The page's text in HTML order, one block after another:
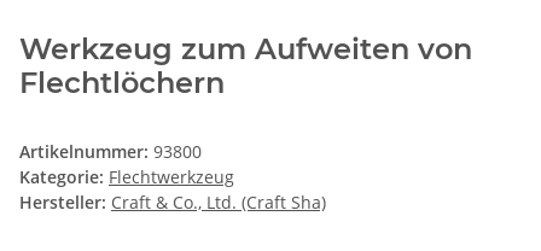
Werkzeug zum Aufweiten von
Flechtlöchern
Artikelnummer: 93800
Kategorie: Flechtwerkzeug
Hersteller: Craft & Co., Ltd. (Craft Sha)